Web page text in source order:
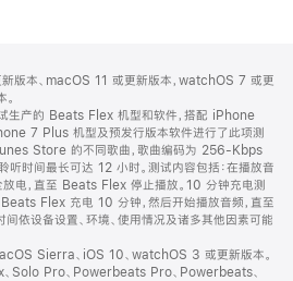
版本、macOS 11 或更新版本，watchOS 7 或更
产的 Beats Flex 机型和软件，搭配 iPhone
7 Plus 机型及预发行版本软件进行了此项测
Store 的不同歌曲，歌曲编码为 256-Kbps
听时间最长可达 12 小时。测试内容包括：在播放音
电，直至 Beats Flex 停止播放。10 分钟充电测
Flex 充电 10 分钟，然后开始播放音频，直至
依设备设置、环境、使用情况及诸多其他因素可能
Sierra、iOS 10、watchOS 3 或更新版本。
Solo Pro、Powerbeats Pro、Powerbeats、